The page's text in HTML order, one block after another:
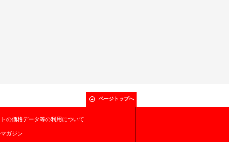
ページトップへ
の価格データ等の利用について
マガジン